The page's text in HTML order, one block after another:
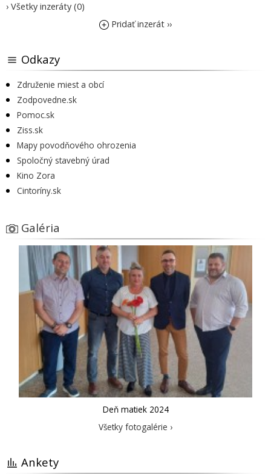
› Všetky inzeráty (0)
Pridať inzerát ››
Odkazy
Združenie miest a obcí
Zodpovedne.sk
Pomoc.sk
Ziss.sk
Mapy povodňového ohrozenia
Spoločný stavebný úrad
Kino Zora
Cintoríny.sk
Galéria
Deň matiek 2024
Všetky fotogalérie ›
Ankety